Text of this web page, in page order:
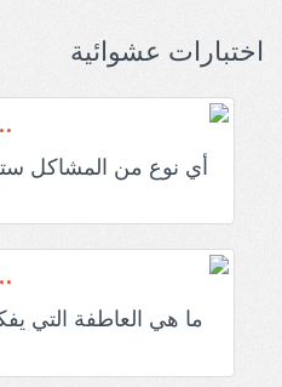
اختبارات عشوائية
أي نوع من المشاكل
ما هي العاطفة التي